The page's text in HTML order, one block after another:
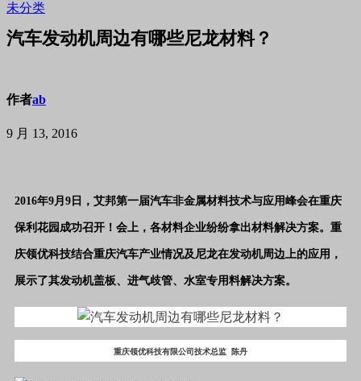
未分类
汽车发动机周边有哪些尼龙材料？
作者ab
9 月 13, 2016
2016年9月9日，艾邦第一届汽车非金属材料技术与应用峰会在重庆
保利花园成功召开！会上，各材料企业纷纷拿出材料解决方案。重
庆领优科技结合重庆汽车产业情况及尼龙在发动机周边上的应用，
展示了其发动机盖板、进气歧管、水室专用料解决方案。
重庆领优科技有限公司技术总监 陈丹